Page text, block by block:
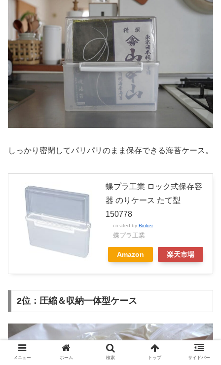
しっかり密閉してパリパリのまま保存できる海苔ケース。
蝶プラ工業 ロック式保存容
器 のりケース たて型
150778
created by Rinker
蝶プラ工業
Amazon 楽天市場
2位：圧縮＆収納一体型ケース
メニュー ホーム 検索 トップ サイドバー